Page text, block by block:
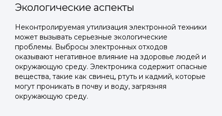
Экологические аспекты
Неконтролируемая утилизация электронной техники
может вызывать серьезные экологические
проблемы. Выбросы электронных отходов
оказывают негативное влияние на здоровье людей и
окружающую среду. Электроника содержит опасные
вещества, такие как свинец, ртуть и кадмий, которые
могут проникать в почву и воду, загрязняя
окружающую среду.